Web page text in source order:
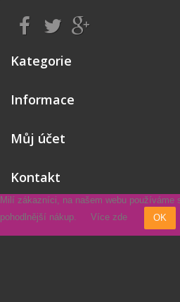
Kategorie
Informace
Můj účet
Kontakt
Milí zákazníci, na našem webu používáme
pohodlnější nákup. Více zde OK